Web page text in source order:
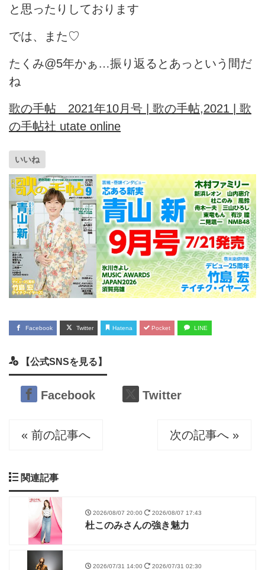
と思ったりしております
では、また♡
たくみ@5年かぁ…振り返るとあっという間だ
ね
歌の手帖 2021年10月号 | 歌の手帖,2021 | 歌
の手帖社 utate online
いいね
Facebook Twitter Hatena Pocket LINE
【公式SNSを見る】
Facebook Twitter
« 前の記事へ 次の記事へ »
関連記事
2026/08/07 20:00 2026/08/07 17:43
杜このみさんの強き魅力
2026/07/31 14:00 2026/07/31 02:30